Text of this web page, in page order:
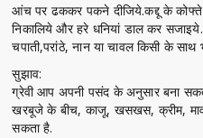
आंच पर ढककर पकने दीजिये.कद्दू के कोफ्ते
निकालिये और हरे धनियां डाल कर
चपाती,परांठे, नान या चावल किसी के
सुझाव:
ग्रेवी आप अपनी पसंद के अनुसार बना
खरबूजे के बीच, काजू, खसखस, क्रीम, मावा
सकता है.